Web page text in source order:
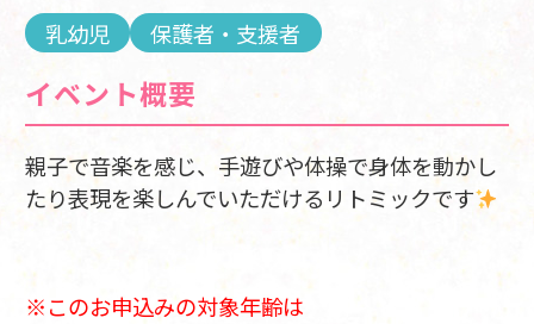
乳幼児 保護者・支援者
イベント概要
親子で音楽を感じ、手遊びや体操で身体を動かし
たり表現を楽しんでいただけるリトミックです
※このお申込みの対象年齢は